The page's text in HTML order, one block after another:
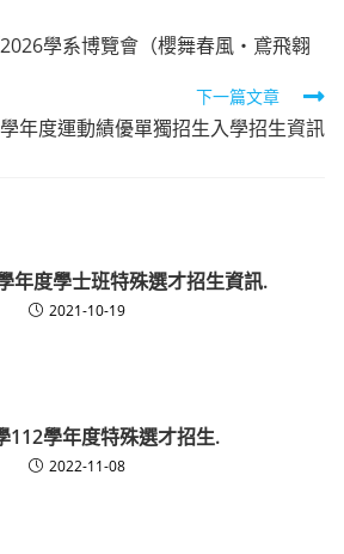
學系博覽會（櫻舞春風・鳶飛翱
下一篇文章
年度運動績優單獨招生入學招生資訊
年度學士班特殊選才招生資訊.
2021-10-19
112學年度特殊選才招生.
2022-11-08